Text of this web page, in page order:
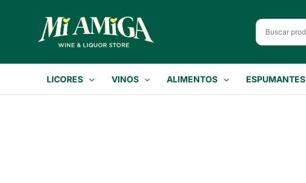
contenido
LICORES VINOS ALIMENTOS ESPUMANTES